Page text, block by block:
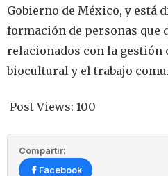
Gobierno de México, y está
formación de personas que
relacionados con la
biocultural y el trabajo
Post Views: 100
Compartir:
Facebook